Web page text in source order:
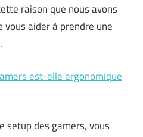
raison que nous avons
aider à prendre une
est-elle ergonomique
setup des gamers, vous